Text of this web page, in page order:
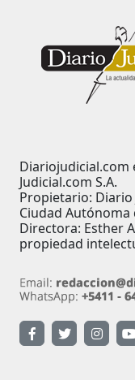
Diariojudicial.com
Judicial.com S.A.
Propietario: Diario
Ciudad Autónoma
Directora: Esther
propiedad